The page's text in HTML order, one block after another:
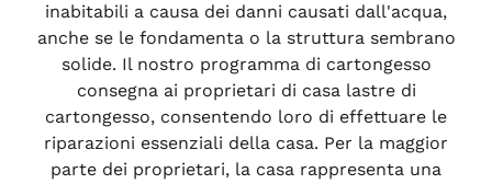
inabitabili a causa dei danni causati dall'acqua,
anche se le fondamenta o la struttura sembrano
solide. Il nostro programma di cartongesso
consegna ai proprietari di casa lastre di
cartongesso, consentendo loro di effettuare le
riparazioni essenziali della casa. Per la maggior
parte dei proprietari, la casa rappresenta una